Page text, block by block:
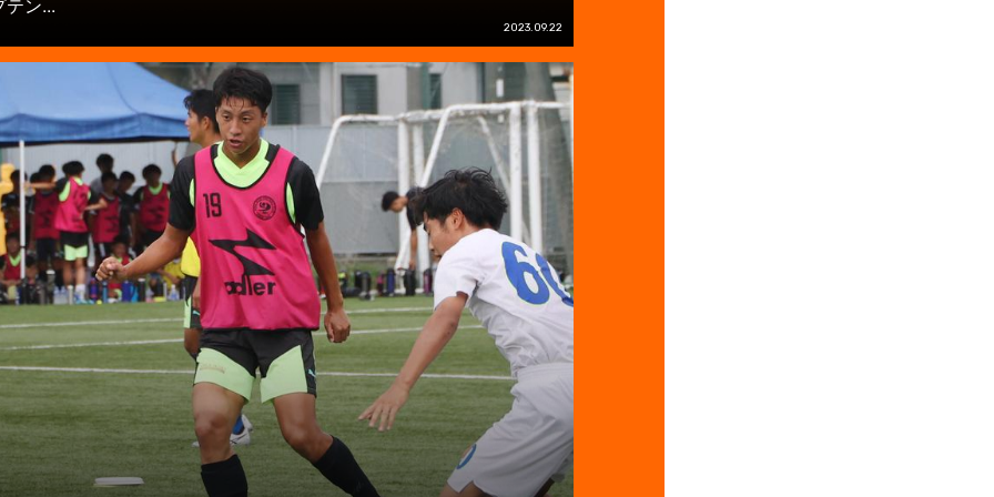
2023.09.22